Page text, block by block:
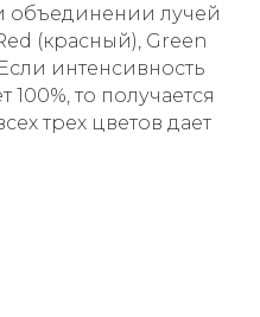
объединении лучей
(красный), Gre­en
интенси­вность
100%, то получается
трех цветов дает